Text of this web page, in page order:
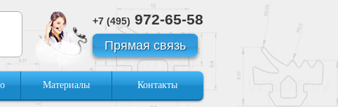
+7 (495) 972-65-58
Прямая связь
Материалы Контакты